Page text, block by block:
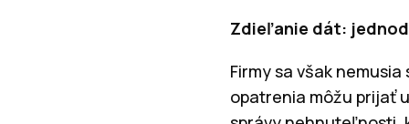
Zdieľanie dát:
Firmy sa však
opatrenia môžu prijať